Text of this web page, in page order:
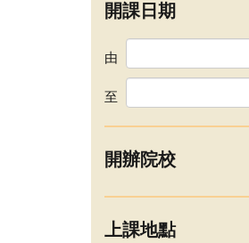
開課日期
由
至
開辦院校
上課地點